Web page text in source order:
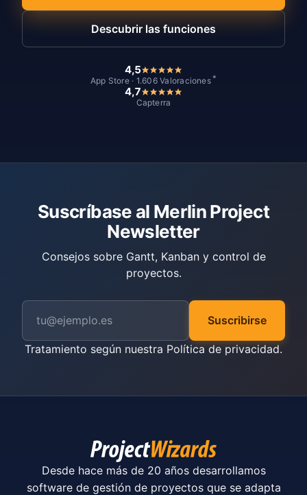
Descubrir las funciones
4,5
App Store · 1.606 Valoraciones *
4,7
Capterra
Suscríbase al Merlin Project
Newsletter
Consejos sobre Gantt, Kanban y control de
proyectos.
Suscribirse
Tratamiento según nuestra Política de privacidad.
Desde hace más de 20 años desarrollamos
software de gestión de proyectos que se adapta